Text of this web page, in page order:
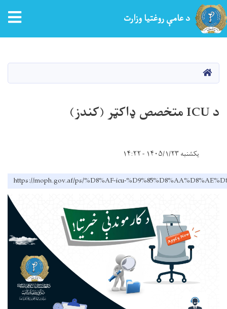
د عامې روغتیا وزارت
کور
د ICU متخصص ډاکټر (کندز)
یکشنبه ۱۴۰۵/۱/۲۳ - ۱۴:۲۲
https://moph.gov.af/ps/%D8%AF-icu-